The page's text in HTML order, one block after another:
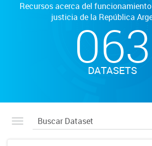
Recursos acerca del
justicia de la República
063
DATASETS